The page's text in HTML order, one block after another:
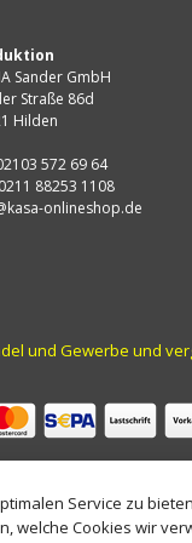
Sander GmbH
Straße 86d
Hilden
572 69 64
88253 1108
onlineshop.de
und Gewerbe und
Service zu
welche Cookies wir